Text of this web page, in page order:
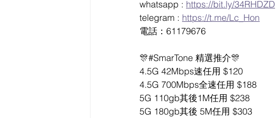
whatsapp : https://bit.ly/34RHDZD
telegram : https://t.me/Lc_Hon
電話：61179676
🎊#SmarTone 精選推介🎊
4.5G 42Mbps速任用 $120
4.5G 700Mbps全速任用 $188
5G 110gb其後1M任用 $238
5G 180gb其後 5M任用 $303